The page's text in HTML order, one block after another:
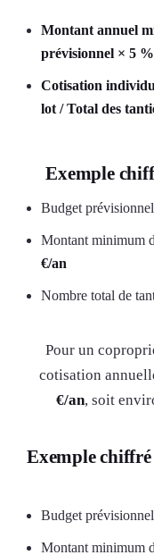
Montant annuel
prévisionnel × 5 %
Cotisation
lot / Total des
Exemple
Budget
Montant minimum
€/an
Nombre total de
Pour un
cotisation
€/an, soit
Exemple
Budget
Montant minimum